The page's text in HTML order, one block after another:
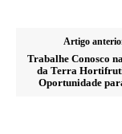
Artigo
Trabalhe Conosco
da Terra
Oportunidade